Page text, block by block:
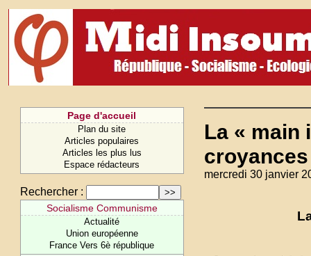
Page d'accueil
Plan du site
Articles populaires
Articles les plus lus
Espace rédacteurs
Rechercher :
Socialisme Communisme
Actualité
Union européenne
France Vers 6è république
La « main
mercredi 30 janvier